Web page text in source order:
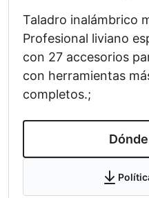
Taladro inalámbrico
Profesional liviano
con 27 accesorios
con herramientas
completos.;